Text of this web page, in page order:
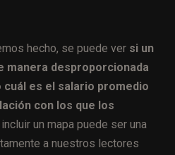
hecho, se puede ver si un
manera desproporcionada
cuál es el salario promedio
con los que los
un mapa puede ser una
a nuestros lectores